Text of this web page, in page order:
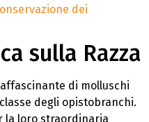
dei
sulla Razza
di molluschi
degli opistobranchi.
la loro straordinaria